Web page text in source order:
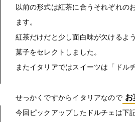
以前の形式は紅茶に合うそれぞれの
ます。
紅茶だけだと少し面白味が欠けるよ
菓子をセレクトしました。
またイタリアではスイーツは「ドル
せっかくですからイタリアなので お
今回ピックアップしたドルチェは下